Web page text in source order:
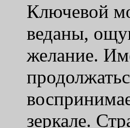
Ключевой
веданы,
желание.
зеркале.